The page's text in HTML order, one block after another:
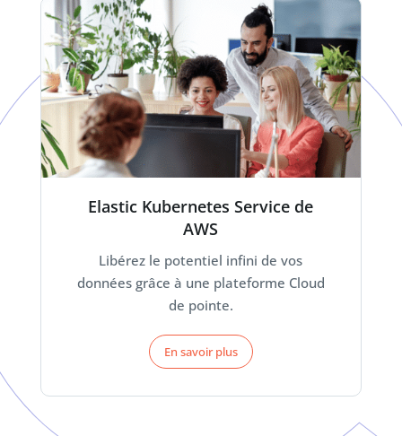
Elastic Kubernetes Service de
AWS
Libérez le potentiel infini de vos
données grâce à une plateforme Cloud
de pointe.
En savoir plus